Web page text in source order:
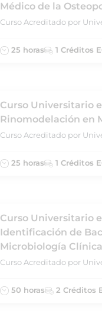
Médico de la
Curso Acreditado por
25 horas 1 Créditos
Curso Universitario
Rinomodelación en
Curso Acreditado por
25 horas 1 Créditos
Curso Universitario
Identificación de
Microbiología Clínica
Curso Acreditado por
50 horas 2 Créditos